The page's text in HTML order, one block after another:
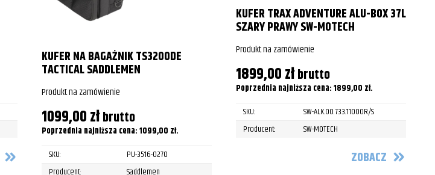
KUFER NA BAGAŻNIK TS3200DE
TACTICAL SADDLEMEN
Produkt na zamówienie
1099,00złbrutto
Poprzednia najniższa cena:1099,00 zł.
SKU:
PU-3516-0270
Producent:
Saddlemen
KUFER TRAX ADVENTURE ALU-BOX 37L
SZARY PRAWY SW-MOTECH
Produkt na zamówienie
1899,00złbrutto
Poprzednia najniższa cena:1899,00 zł.
SKU:
SW-ALK.00.733.11000R/S
Producent:
SW-MOTECH
ZOBACZ